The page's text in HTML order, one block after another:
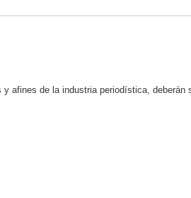
afines de la industria periodística, deberán